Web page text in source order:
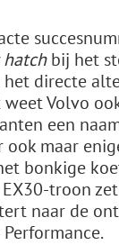
bij het
directe
Volvo
een
ook maar
bonkige
EX30-troon
naar de